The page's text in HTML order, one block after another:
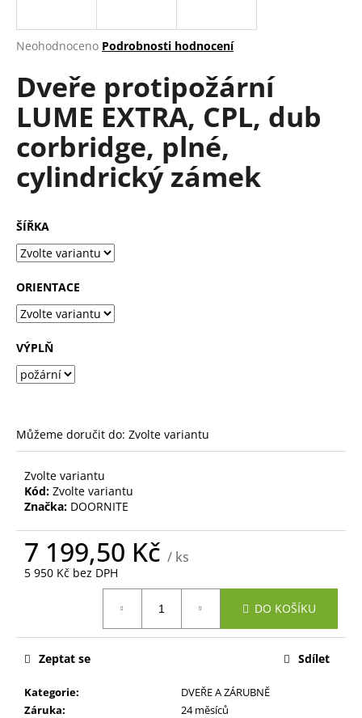
Průměrné
produktu
je
0,0
hvězdiček.
Neohodnoceno Podrobnosti hodnocení
Dveře protipožární
LUME EXTRA, CPL, dub
corbridge, plné,
cylindrický zámek
ŠÍŘKA
ORIENTACE
VÝPLŇ
Můžeme doručit do: Zvolte variantu
Zvolte variantu
Kód: Zvolte variantu
Značka: DOORNITE
7 199,50 Kč / ks
5 950 Kč bez DPH
DO KOŠÍKU
Kategorie:
DVEŘE A ZÁRUBNĚ
Záruka:
24 měsíců
Zeptat se Sdílet
j
t
?
HLEDAT
D
p
o
r
u
č
u
m
e